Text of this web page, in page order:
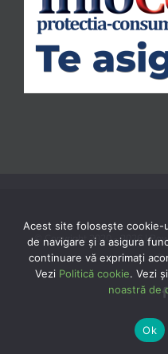
© Copyright 2020 -2026 |
Acest site folosește cookie-
de navigare și a asigura
continuare vă exprimaţi
Vezi Politică cookie. Vezi și
noastră de
Ok